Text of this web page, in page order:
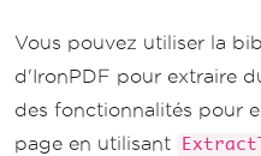
Vous pouvez utiliser la
d'IronPDF pour extraire
des fonctionnalités pour
page en utilisant